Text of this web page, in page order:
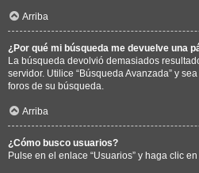
Arriba
¿Por qué mi búsqueda me devuelve una
La búsqueda devolvió demasiados
servidor. Utilice “Búsqueda Avanzada” y
foros de su búsqueda.
Arriba
¿Cómo busco usuarios?
Pulse en el enlace “Usuarios” y haga clic